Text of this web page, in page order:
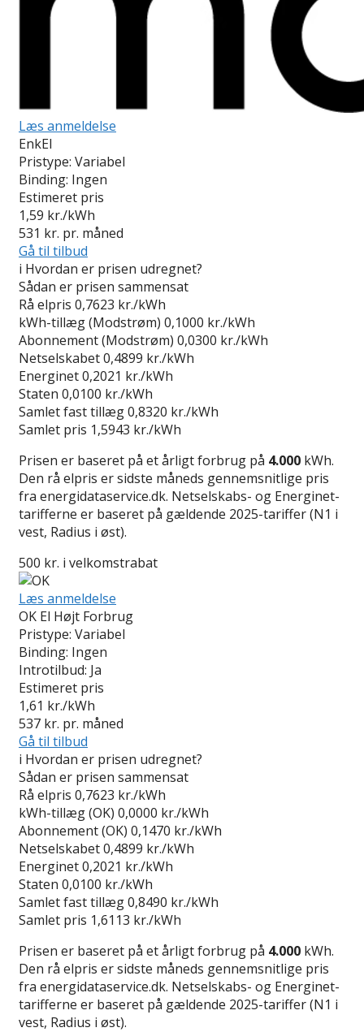
Læs anmeldelse
EnkEl
Pristype: Variabel
Binding: Ingen
Estimeret pris
1,59 kr./kWh
531 kr. pr. måned
Gå til tilbud
i Hvordan er prisen udregnet?
Sådan er prisen sammensat
Rå elpris 0,7623 kr./kWh
kWh-tillæg (Modstrøm) 0,1000 kr./kWh
Abonnement (Modstrøm) 0,0300 kr./kWh
Netselskabet0,4899 kr./kWh
Energinet0,2021 kr./kWh
Staten 0,0100 kr./kWh
Samlet fast tillæg0,8320 kr./kWh
Samlet pris 1,5943 kr./kWh
Prisen er baseret på et årligt forbrug på 4.000 kWh.
Den rå elpris er sidste måneds gennemsnitlige pris
fra energidataservice.dk. Netselskabs- og Energinet-
tarifferne er baseret på gældende 2025-tariffer (N1 i
vest, Radius i øst).
500 kr. i velkomstrabat
Læs anmeldelse
OK El Højt Forbrug
Pristype: Variabel
Binding: Ingen
Introtilbud: Ja
Estimeret pris
1,61 kr./kWh
537 kr. pr. måned
Gå til tilbud
i Hvordan er prisen udregnet?
Sådan er prisen sammensat
Rå elpris 0,7623 kr./kWh
kWh-tillæg (OK) 0,0000 kr./kWh
Abonnement (OK) 0,1470 kr./kWh
Netselskabet0,4899 kr./kWh
Energinet0,2021 kr./kWh
Staten 0,0100 kr./kWh
Samlet fast tillæg0,8490 kr./kWh
Samlet pris 1,6113 kr./kWh
Prisen er baseret på et årligt forbrug på 4.000 kWh.
Den rå elpris er sidste måneds gennemsnitlige pris
fra energidataservice.dk. Netselskabs- og Energinet-
tarifferne er baseret på gældende 2025-tariffer (N1 i
vest, Radius i øst).